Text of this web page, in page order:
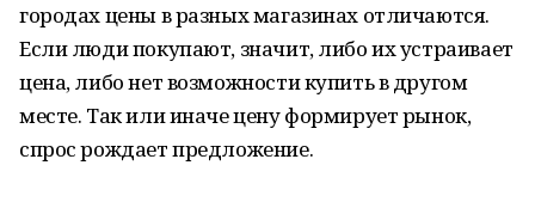
городах цены в разных магазинах отличаются.
Если люди покупают, значит, либо их устраивает
цена, либо нет возможности купить в другом
месте. Так или иначе цену формирует рынок,
спрос рождает предложение.